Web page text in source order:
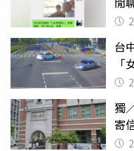
台
致
獨
寄
關